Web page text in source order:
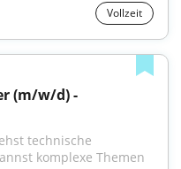
Vollzeit
(m/w/d) -
technische
komplexe Themen